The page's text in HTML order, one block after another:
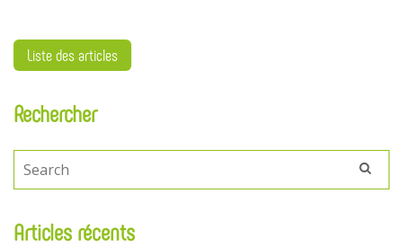
Liste des articles
Rechercher
Articles récents